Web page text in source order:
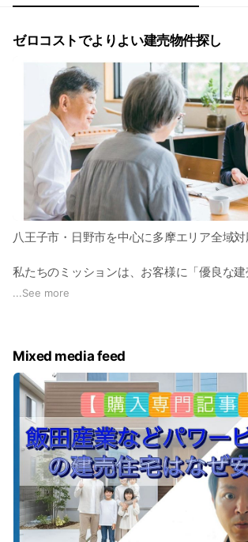
ゼロコストでよりよい建売物件探し
八王子市・日野市を中心に多摩エリア全域
私たちのミッションは、お客様に「優良な
いただく」こと。どれも同じクオリティに見
目利きが役に立ちます。
当社では仲介手数料はいただいていませんか
「よりよい物件選び」を実現していただけま
て、お得に安心感をご提供できると自負し
予算・住宅ローンの組み方についてのご質問
ます
初めのマイホーム購入では、どうしても予算
みがち。そんな時、お気軽にご質問いただけ
...See more
Mixed media feed